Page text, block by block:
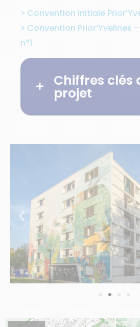
> Convention initiale
> Convention Prior’Yvelines
n°1
Chiffres clés
projet